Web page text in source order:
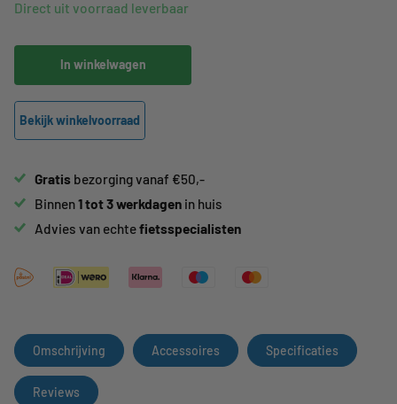
Direct uit voorraad leverbaar
In winkelwagen
Bekijk winkelvoorraad
Gratis bezorging vanaf €50,-
Binnen1 tot 3 werkdagen in huis
Advies van echtefietsspecialisten
Omschrijving Accessoires Specificaties
Reviews